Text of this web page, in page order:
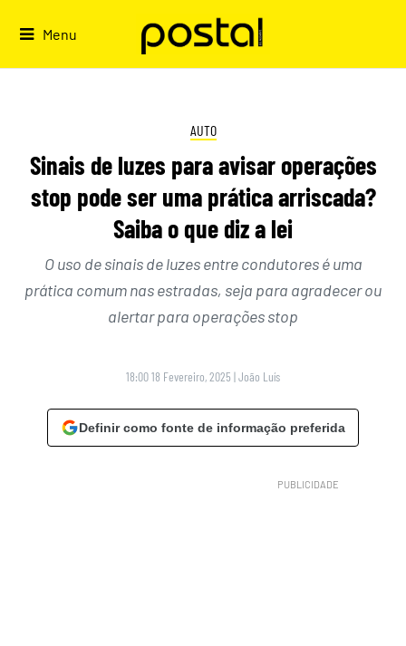
Menu
AUTO
Sinais de luzes para avisar operações
stop pode ser uma prática arriscada?
Saiba o que diz a lei
O uso de sinais de luzes entre condutores é uma
prática comum nas estradas, seja para agradecer ou
alertar para operações stop
18:00 18 Fevereiro, 2025 |João Luís
Definir como fonte de informação preferida